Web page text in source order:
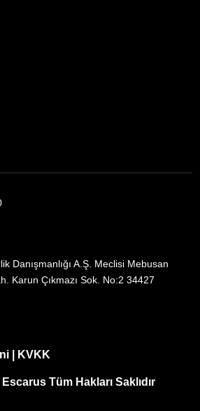
Danışmanlığı A.Ş. Meclisi Mebusan
Karun Çıkmazı Sok. No:2 34427
| KVKK
Tüm Hakları Saklıdır